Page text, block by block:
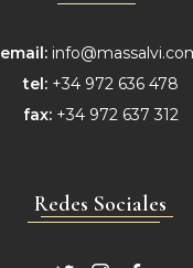
email:
tel:+34 972 636 478
fax:+34 972 637 312
Redes Sociales